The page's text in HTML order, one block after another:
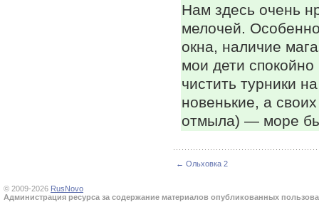
Нам здесь очень
мелочей.
окна, наличие
мои дети
чистить турники
новенькие, а
отмыла) — море
← Ольховка 2
© 2009-2026 RusNovo
Администрация ресурса за содержание материалов опубликованных